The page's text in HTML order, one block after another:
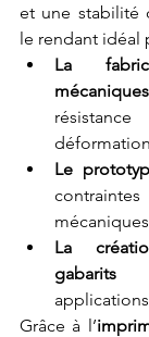
et une stabilité
le rendant idéal
La
mécaniques
Le
La
gabarits
Grâce à l’